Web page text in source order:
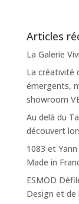
Articles
La Galerie
La créativité
émergents,
showroom
Au delà du
découvert
1083 et
Made in
ESMOD
Design et de